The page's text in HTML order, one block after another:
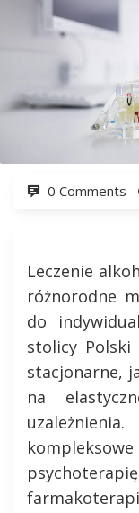
0 Comments
Leczenie
różnorodne
do
stolicy Polski
stacjonarne,
na